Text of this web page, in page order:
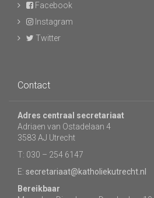
Facebook
Instagram
Twitter
Contact
Adres centraal secretariaat
Adriaen van Ostadelaan 4
3583 AJ Utrecht
T: 030 – 254 6147
E: secretariaat@katholiekutrecht.nl
Bereikbaar